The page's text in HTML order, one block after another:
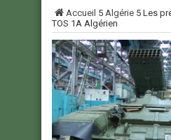
Accueil 5 Algérie 5 Les
TOS 1A Algérien